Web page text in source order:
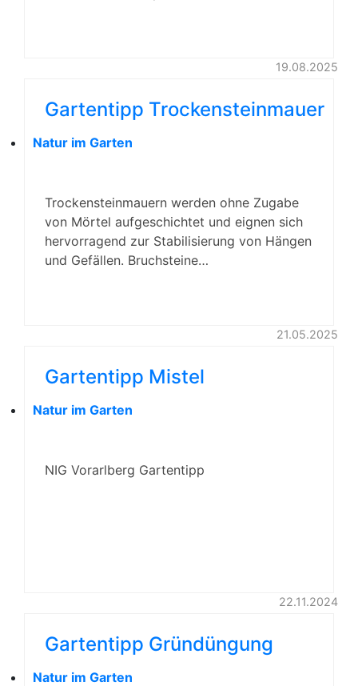
19.08.2025
Gartentipp Trockensteinmauer
Natur im Garten
Trockensteinmauern werden ohne Zugabe
von Mörtel aufgeschichtet und eignen sich
hervorragend zur Stabilisierung von Hängen
und Gefällen. Bruchsteine…
21.05.2025
Gartentipp Mistel
Natur im Garten
NIG Vorarlberg Gartentipp
22.11.2024
Gartentipp Gründüngung
Natur im Garten